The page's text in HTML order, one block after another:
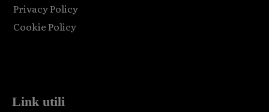
Privacy Policy
Cookie Policy
Link utili